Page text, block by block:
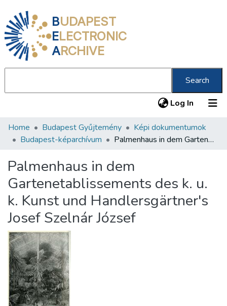
BUDAPEST
ELECTRONIC
ARCHIVE
Search
Log In (current)
Communities & Collections
Statistics
About us
Home Budapest Gyűjtemény
Képi dokumentumok
Budapest-képarchívum
Palmenhaus in dem Gartenetablissements des k. u. k. Kunst und Handlersgärtner's Josef Szelnár József
Palmenhaus in dem
Gartenetablissements des k. u.
k. Kunst und Handlersgärtner's
Josef Szelnár József